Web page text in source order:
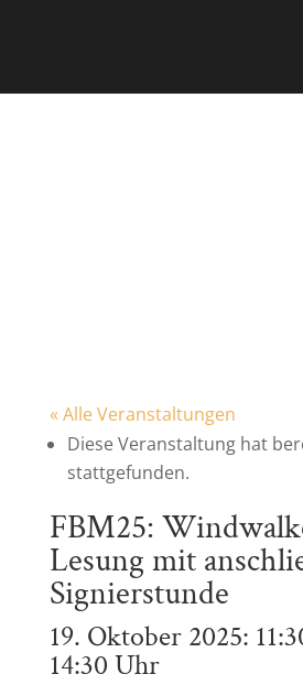
« Alle Veranstaltungen
Diese Veranstaltung hat
stattgefunden.
FBM25:
Lesung mit
Signierstunde
19. Oktober 2025:
14:30 Uhr